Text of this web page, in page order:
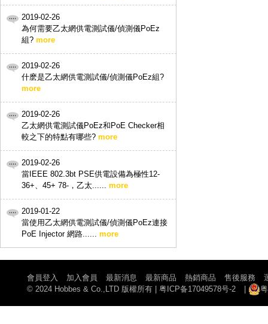
2019-02-26
為何需要乙太網供電測試儀/偵測儀PoEz
組? more
2019-02-26
什麽是乙太網供電測試儀/偵測儀PoEz組?
more
2019-02-26
乙太網供電測試儀PoEz和PoE Checker相
較之下的特點有哪些? more
2019-02-26
當IEEE 802.3bt PSE供電設備為極性12-
36+、45+ 78-，乙太...... more
2019-01-22
當使用乙太網供電測試儀/偵測儀PoEz連接
PoE Injector 網路...... more
會員登入 加入會員 最新消息 最新商品 熱銷商品 售後服務
© 2024 Hobbes & Co.,LTD 版權所有
粤ICP备17049578号-2